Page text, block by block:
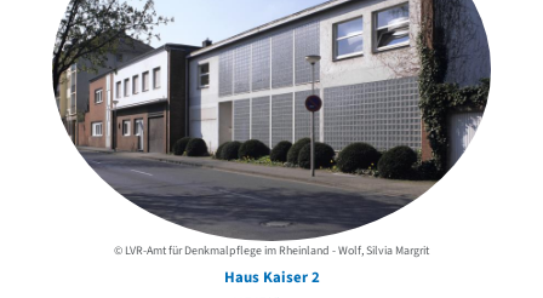
© LVR-Amt für Denkmalpflege im Rheinland - Wolf, Silvia Margrit
Haus Kaiser 2